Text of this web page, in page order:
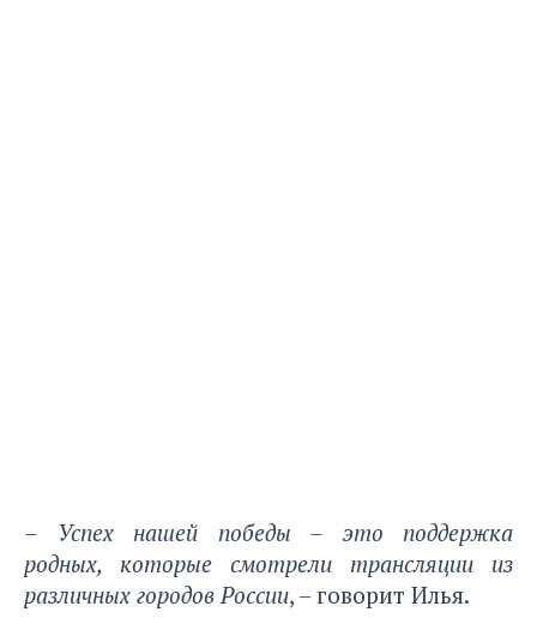
– Успех нашей победы – это поддержка
родных, которые смотрели трансляции из
различных городов России, – говорит Илья.